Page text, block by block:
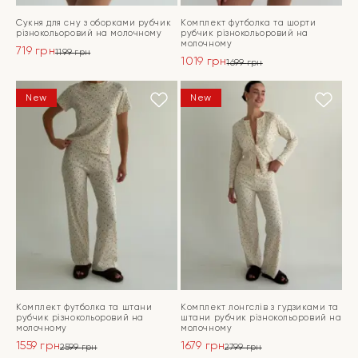
Сукня для сну з оборками рубчик
різнокольоровий на молочному
1199грн
1199 грн.
719 грн
719 грн.
ПЕРЕЙТИ
Комплект футболка та шорти
рубчик різнокольоровий на
молочному
1699грн
ціна:
1699 грн.
1019 грн
ціна:
1019 грн.
ПЕРЕЙТИ
New
Комплект футболка та штани
рубчик різнокольоровий на
молочному
2599грн
1559 грн
New
Комплект лонгслів з гудзиками та
штани рубчик різнокольоровий на
молочному
2799грн
1679 грн